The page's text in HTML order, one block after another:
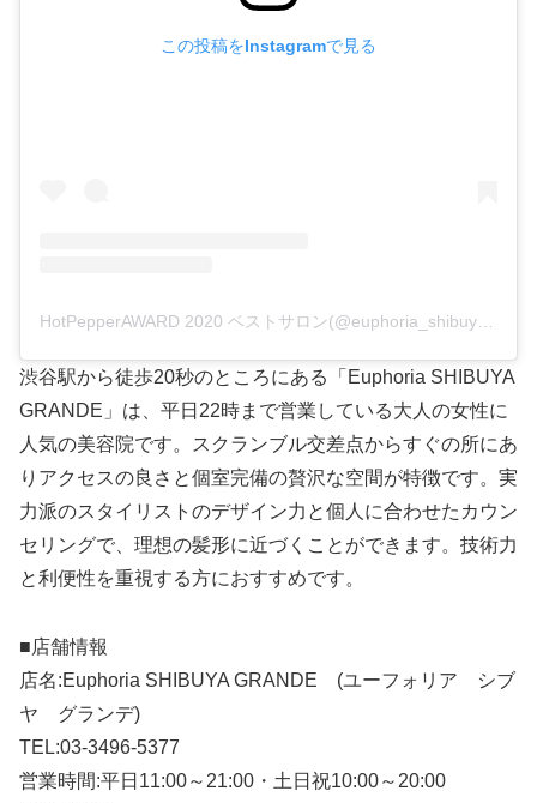
この投稿をInstagramで見る
HotPepperAWARD 2020 ベストサロン(@euphoria_shibuya.grande)がシェアした投稿
渋谷駅から徒歩20秒のところにある「Euphoria SHIBUYA
GRANDE」は、平日22時まで営業している大人の女性に
人気の美容院です。スクランブル交差点からすぐの所にあ
りアクセスの良さと個室完備の贅沢な空間が特徴です。実
力派のスタイリストのデザイン力と個人に合わせたカウン
セリングで、理想の髪形に近づくことができます。技術力
と利便性を重視する方におすすめです。
■店舗情報
店名:Euphoria SHIBUYA GRANDE (ユーフォリア シブ
ヤ グランデ)
TEL:03-3496-5377
営業時間:平日11:00～21:00・土日祝10:00～20:00